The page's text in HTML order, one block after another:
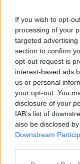
If you wish to opt-
processing of your
targeted
section to confirm
opt-out request is
interest-based ads
us or personal
your opt-out. You
disclosure of your
IAB’s list of
also be disclosed
Downstream
τα ακραία και
δήλωσε